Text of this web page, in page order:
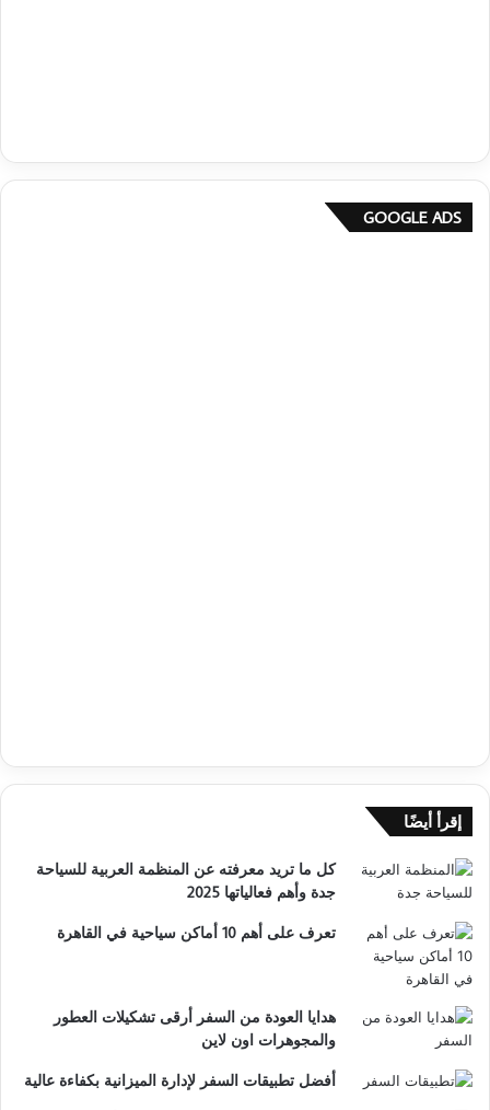
GOOGLE ADS
إقرأ أيضًا
كل ما تريد معرفته عن المنظمة العربية للسياحة
جدة وأهم فعالياتها 2025
تعرف على أهم 10 أماكن سياحية في القاهرة
هدايا العودة من السفر أرقى تشكيلات العطور
والمجوهرات اون لاين
أفضل تطبيقات السفر لإدارة الميزانية بكفاءة عالية